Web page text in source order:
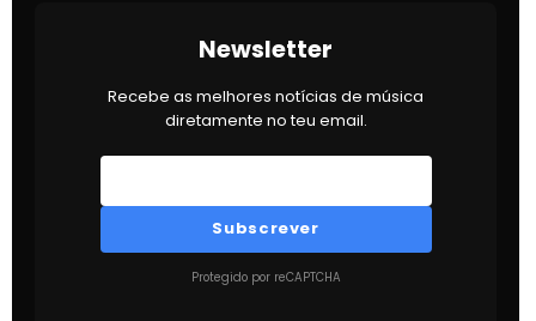
Newsletter
Recebe as melhores notícias de música
diretamente no teu email.
Subscrever
Protegido por reCAPTCHA